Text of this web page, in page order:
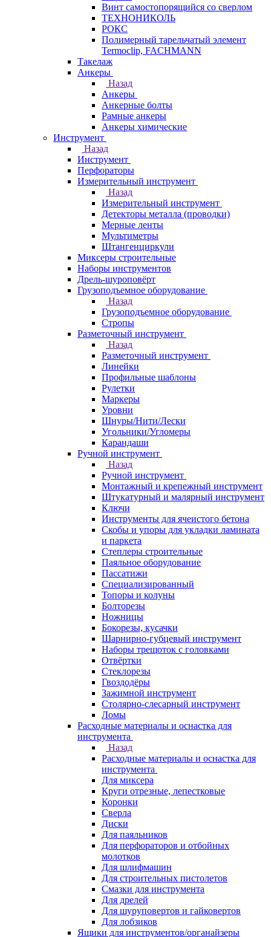
Винт самостопорящийся со сверлом
ТЕХНОНИКОЛЬ
РОКС
Полимерный тарельчатый элемент
Termoclip, FACHMANN
Такелаж
Анкеры
Назад
Анкеры
Анкерные болты
Рамные анкеры
Анкеры химические
Инструмент
Назад
Инструмент
Перфораторы
Измерительный инструмент
Назад
Измерительный инструмент
Детекторы металла (проводки)
Мерные ленты
Мультиметры
Штангенциркули
Миксеры строительные
Наборы инструментов
Дрель-шуроповёрт
Грузоподъемное оборудование
Назад
Грузоподъемное оборудование
Стропы
Разметочный инструмент
Назад
Разметочный инструмент
Линейки
Профильные шаблоны
Рулетки
Маркеры
Уровни
Шнуры/Нити/Лески
Угольники/Угломеры
Карандаши
Ручной инструмент
Назад
Ручной инструмент
Монтажный и крепежный инструмент
Штукатурный и малярный инструмент
Ключи
Инструменты для ячеистого бетона
Скобы и упоры для укладки ламината
и паркета
Степлеры строительные
Паяльное оборудование
Пассатижи
Специализированный
Топоры и колуны
Болторезы
Ножницы
Бокорезы, кусачки
Шарнирно-губцевый инструмент
Наборы трещоток с головками
Отвёртки
Стеклорезы
Гвоздодёры
Зажимной инструмент
Столярно-слесарный инструмент
Ломы
Расходные материалы и оснастка для
инструмента
Назад
Расходные материалы и оснастка для
инструмента
Для миксера
Круги отрезные, лепестковые
Коронки
Сверла
Диски
Для паяльников
Для перфораторов и отбойных
молотков
Для шлифмашин
Для строительных пистолетов
Смазки для инструмента
Для дрелей
Для шуруповертов и гайковертов
Для лобзиков
Ящики для инструментов/органайзеры